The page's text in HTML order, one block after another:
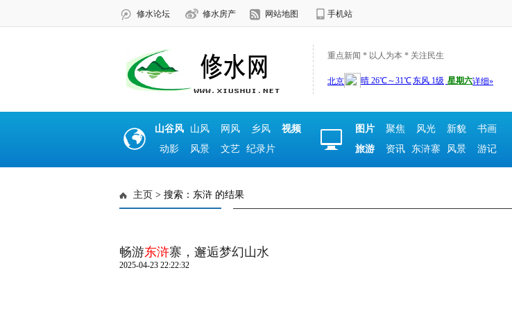
修水论坛 修水房产 网站地图 手机站
重点新闻 * 以人为本 * 关注民生
山谷风 山风 网风 乡风
视频
动影
风景 文艺 纪录片
图片 聚焦 风光 新貌
书画
旅游
资讯 东浒寨 风景 游记
主页 > 搜索：东浒 的结果
畅游东浒寨，邂逅梦幻山水
2025-04-23 22:22:32